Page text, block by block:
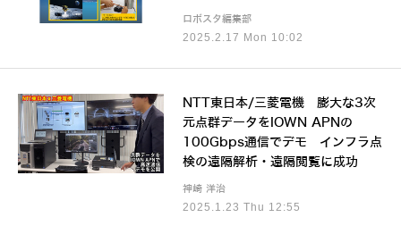
2025.2.17 Mon 10:02
ロボスタ編集部
2025.1.23 Thu 12:55
NTT東日本/三菱電機 膨大な3次
元点群データをIOWN APNの
100Gbps通信でデモ インフラ点
検の遠隔解析・遠隔閲覧に成功
神崎 洋治